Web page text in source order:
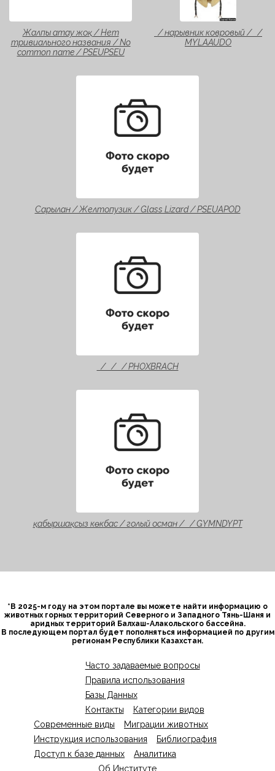
Жалпы атау жоқ / Нет
тривиального названия / No
common name / PSEUPSEU
/ нарывник ковровый / /
MYLAAUDO
Сарылан / Желтопузик / Glass Lizard / PSEUAPOD
/ / / PHOXBRACH
қабыршақсыз көкбас / голый осман / / GYMNDYPT
*В 2025-м году на этом портале вы можете найти информацию о
животных горных территорий Северного и Западного Тянь-Шаня и
аридных территорий Балхаш-Алакольского бассейна.
В последующем портал будет пополняться информацией по другим
регионам Республики Казахстан.
Часто задаваемые вопросы
Правила использования
Базы Данных
Контакты
Категории видов
Современные виды
Миграции животных
Инструкция использования
Библиография
Доступ к базе данных
Аналитика
Об Институте